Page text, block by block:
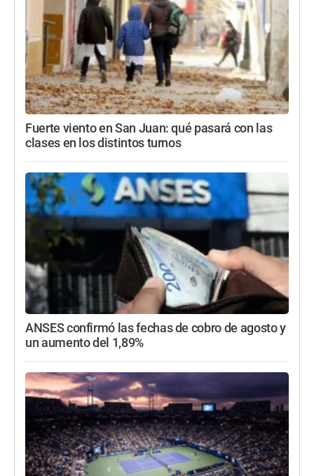
Fuerte viento en San Juan: qué pasará con las
clases en los distintos turnos
ANSES confirmó las fechas de cobro de agosto y
un aumento del 1,89%